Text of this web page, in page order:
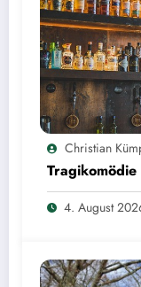
Christian
4. August